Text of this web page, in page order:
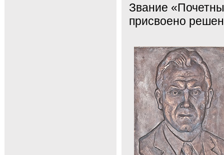
Звание
присвоено